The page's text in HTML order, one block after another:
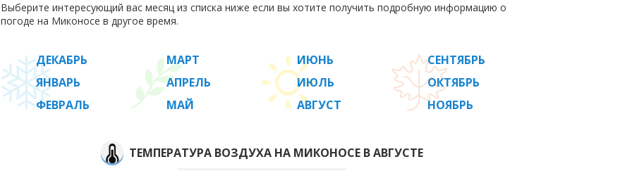
Выберите интересующий вас месяц из списка ниже если вы хотите получить подробную информацию о
погоде на Миконосе в другое время.
ДЕКАБРЬ
ЯНВАРЬ
ФЕВРАЛЬ
МАРТ
АПРЕЛЬ
МАЙ
ИЮНЬ
ИЮЛЬ
АВГУСТ
СЕНТЯБРЬ
ОКТЯБРЬ
НОЯБРЬ
ТЕМПЕРАТУРА ВОЗДУХА НА МИКОНОСЕ В АВГУСТЕ